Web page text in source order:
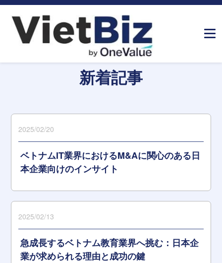
ホーム» メディア記事»Page 6
新着記事
2025/02/20
ベトナムIT業界におけるM&Aに関心のある日
本企業向けのインサイト
2025/02/13
急成長するベトナム教育業界へ挑む：日本企
業が求められる理由と成功の鍵